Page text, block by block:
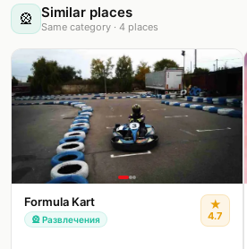
🎡 Similar places
Same category · 4 places
Formula Kart
🎡Развлечения
★
4.7